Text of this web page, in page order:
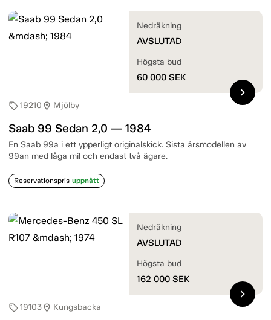
sell19210 location_on Mjölby
Saab 99 Sedan 2,0 — 1984
En Saab 99a i ett ypperligt originalskick. Sista årsmodellen av
99an med låga mil och endast två ägare.
Reservationspris uppnått
Nedräkning
AVSLUTAD
Högsta bud
60 000 SEK
chevron_right
sell19103location_on Kungsbacka
Nedräkning
AVSLUTAD
Högsta bud
162 000 SEK
chevron_right